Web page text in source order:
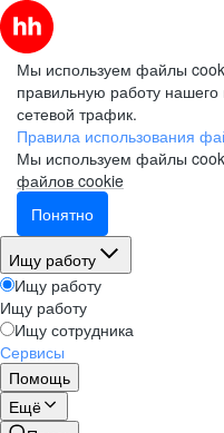
Мы используем файлы
правильную работу нашего
сетевой трафик.
Правила использования
Мы используем файлы
файлов cookie
Понятно
Ищу работу
Ищу работу
Ищу работу
Ищу сотрудника
Сервисы
Помощь
Ещё